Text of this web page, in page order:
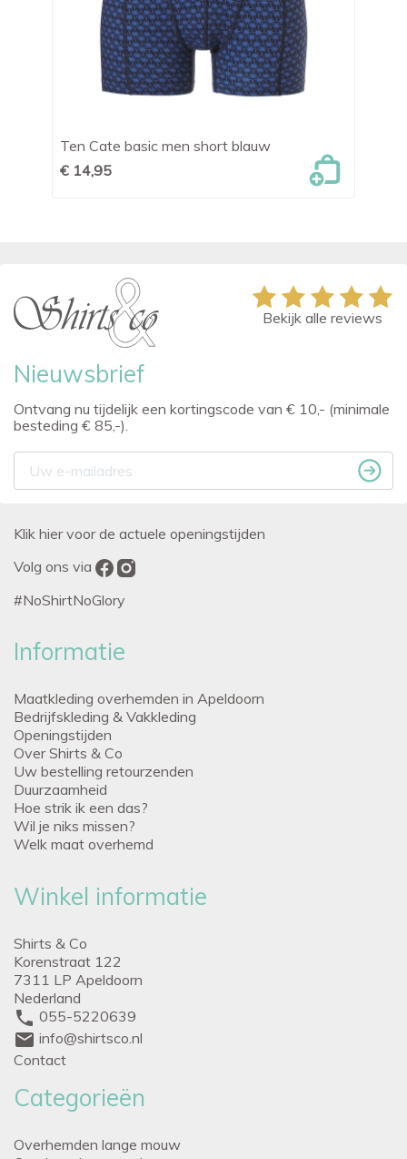
Ten Cate basic men short blauw
€ 14,95
Nieuwsbrief
Ontvang nu tijdelijk een kortingscode van € 10,- (minimale
besteding € 85,-).
Bekijk alle reviews
Klik hier voor de actuele openingstijden
Volg ons via
#NoShirtNoGlory
Informatie
Maatkleding overhemden in Apeldoorn
Bedrijfskleding & Vakkleding
Openingstijden
Over Shirts & Co
Uw bestelling retourzenden
Duurzaamheid
Hoe strik ik een das?
Wil je niks missen?
Welk maat overhemd
Winkel informatie
Shirts & Co
Korenstraat 122
7311 LP Apeldoorn
Nederland
phone 055-5220639
mail info@shirtsco.nl
Contact
Categorieën
Overhemden lange mouw